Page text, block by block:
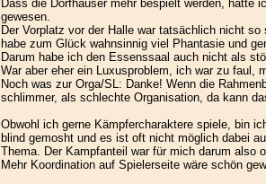
Dass die Dorfhäuser mehr bespielt werden, hätte
gewesen.
Der Vorplatz vor der Halle war tatsächlich nicht
habe zum Glück wahnsinnig viel Phantasie und
Darum habe ich den Essenssaal auch nicht als
War aber eher ein Luxusproblem, ich war zu faul,
Noch was zur Orga/SL: Danke! Wenn die
schlimmer, als schlechte Organisation, da kann
Obwohl ich gerne Kämpfercharaktere spiele, bin
blind gemosht und es ist oft nicht möglich dabei
Thema. Der Kampfanteil war für mich darum also
Mehr Koordination auf Spielerseite wäre schön